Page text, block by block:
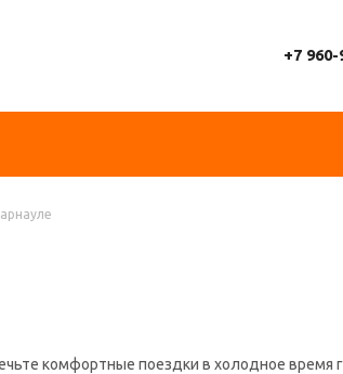
+7
комфортные поездки в холодное